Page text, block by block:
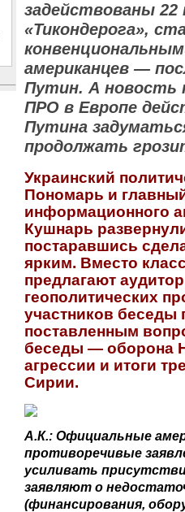
задействованы 22
«Тикондерога»,
американцев —
Путин. А новость
ПРО в Европе
Путина
продолжать
Украинский
Пономарь и
информационного
Кушнарь
постаравшись
ярким. Вместо
предлагают
геополитических
участников беседы
поставленным
беседы — оборона
агрессии и итоги
Сирии.
А.К.: Официальные
противоречивые
усиливать
заявляют о
(финансирования,